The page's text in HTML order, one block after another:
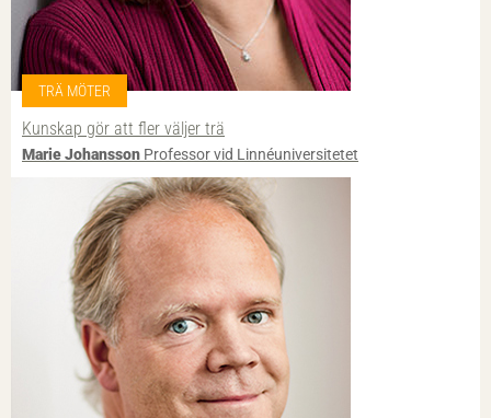
TRÄ MÖTER
Kunskap gör att fler väljer trä
Marie Johansson Professor vid Linnéuniversitetet